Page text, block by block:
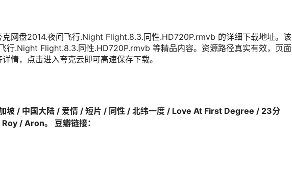
克网盘2014.夜间飞行.Night Flight.8.3.同性.HD720P.rmvb 的详细下载地址。该
行.Night Flight.8.3.同性.HD720P.rmvb 等精品内容。资源路径真实有效，页面
情，点击进入夸克云即可高速保存下载。
坡 / 中国大陆 / 爱情 / 短片 / 同性 / 北纬一度 / Love At First Degree / 23分
/ Aron。 豆瓣链接：